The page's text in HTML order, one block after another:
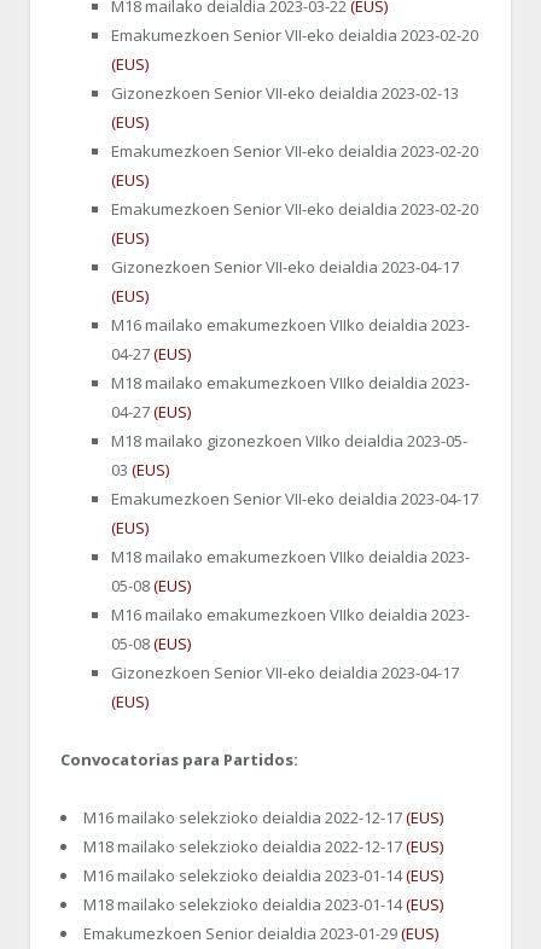
M18 mailako deialdia 2023-03-22 (EUS)
Emakumezkoen Senior VII-eko deialdia 2023-02-20
(EUS)
Gizonezkoen Senior VII-eko deialdia 2023-02-13
(EUS)
Emakumezkoen Senior VII-eko deialdia 2023-02-20
(EUS)
Emakumezkoen Senior VII-eko deialdia 2023-02-20
(EUS)
Gizonezkoen Senior VII-eko deialdia 2023-04-17
(EUS)
M16 mailako emakumezkoen VIIko deialdia 2023-
04-27(EUS)
M18 mailako emakumezkoen VIIko deialdia 2023-
04-27(EUS)
M18 mailako gizonezkoen VIIko deialdia 2023-05-
03 (EUS)
Emakumezkoen Senior VII-eko deialdia 2023-04-17
(EUS)
M18 mailako emakumezkoen VIIko deialdia 2023-
05-08(EUS)
M16 mailako emakumezkoen VIIko deialdia 2023-
05-08(EUS)
Gizonezkoen Senior VII-eko deialdia 2023-04-17
(EUS)
Convocatorias para Partidos:
M16 mailako selekzioko deialdia 2022-12-17(EUS)
M18 mailako selekzioko deialdia 2022-12-17(EUS)
M16 mailako selekzioko deialdia 2023-01-14(EUS)
M18 mailako selekzioko deialdia 2023-01-14(EUS)
Emakumezkoen Senior deialdia 2023-01-29(EUS)